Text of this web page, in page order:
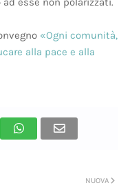
«Ogni comunità,
alla pace e alla
NUOVA